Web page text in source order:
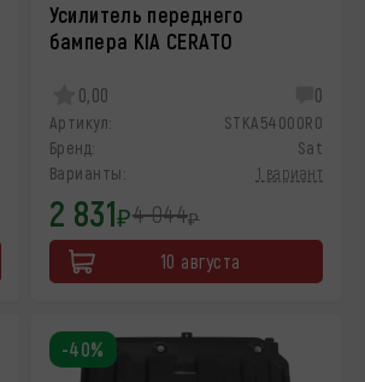
Усилитель переднего
бампера KIA CERATO
0,00 0
Артикул:
STKA54000R0
Бренд:
Sat
Варианты:
1 вариант
2 831₽4 044₽
10 августа
-40%